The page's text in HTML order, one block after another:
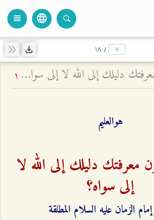
language
view_headline
/ ۱۸
كيف تكون معرفتك دليلك إلى الله لا إلى سواه؟ - ولاية إمام الزمان عليه السلام المطلقة 1
هوالعليم
دليلك إلى الله لا
إلى سواه؟
الزمان عليه السلام المطلقة